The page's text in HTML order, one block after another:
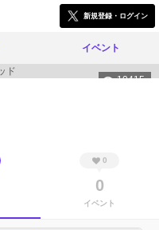
新規登録・ログイン
イベント
10415
0
0
イベント